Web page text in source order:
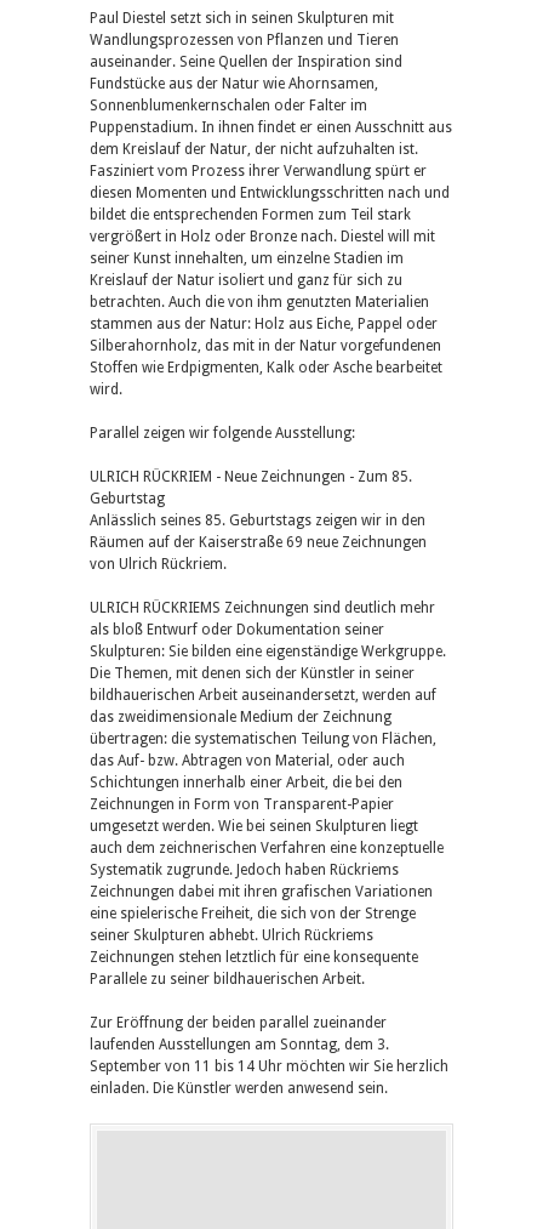
Paul Diestel setzt sich in seinen Skulpturen mit
Wandlungsprozessen von Pflanzen und Tieren
auseinander. Seine Quellen der Inspiration sind
Fundstücke aus der Natur wie Ahornsamen,
Sonnenblumenkernschalen oder Falter im
Puppenstadium. In ihnen findet er einen Ausschnitt aus
dem Kreislauf der Natur, der nicht aufzuhalten ist.
Fasziniert vom Prozess ihrer Verwandlung spürt er
diesen Momenten und Entwicklungsschritten nach und
bildet die entsprechenden Formen zum Teil stark
vergrößert in Holz oder Bronze nach. Diestel will mit
seiner Kunst innehalten, um einzelne Stadien im
Kreislauf der Natur isoliert und ganz für sich zu
betrachten. Auch die von ihm genutzten Materialien
stammen aus der Natur: Holz aus Eiche, Pappel oder
Silberahornholz, das mit in der Natur vorgefundenen
Stoffen wie Erdpigmenten, Kalk oder Asche bearbeitet
wird.
Parallel zeigen wir folgende Ausstellung:
ULRICH RÜCKRIEM - Neue Zeichnungen - Zum 85.
Geburtstag
Anlässlich seines 85. Geburtstags zeigen wir in den
Räumen auf der Kaiserstraße 69 neue Zeichnungen
von Ulrich Rückriem.
ULRICH RÜCKRIEMS Zeichnungen sind deutlich mehr
als bloß Entwurf oder Dokumentation seiner
Skulpturen: Sie bilden eine eigenständige Werkgruppe.
Die Themen, mit denen sich der Künstler in seiner
bildhauerischen Arbeit auseinandersetzt, werden auf
das zweidimensionale Medium der Zeichnung
übertragen: die systematischen Teilung von Flächen,
das Auf- bzw. Abtragen von Material, oder auch
Schichtungen innerhalb einer Arbeit, die bei den
Zeichnungen in Form von Transparent-Papier
umgesetzt werden. Wie bei seinen Skulpturen liegt
auch dem zeichnerischen Verfahren eine konzeptuelle
Systematik zugrunde. Jedoch haben Rückriems
Zeichnungen dabei mit ihren grafischen Variationen
eine spielerische Freiheit, die sich von der Strenge
seiner Skulpturen abhebt. Ulrich Rückriems
Zeichnungen stehen letztlich für eine konsequente
Parallele zu seiner bildhauerischen Arbeit.
Zur Eröffnung der beiden parallel zueinander
laufenden Ausstellungen am Sonntag, dem 3.
September von 11 bis 14 Uhr möchten wir Sie herzlich
einladen. Die Künstler werden anwesend sein.